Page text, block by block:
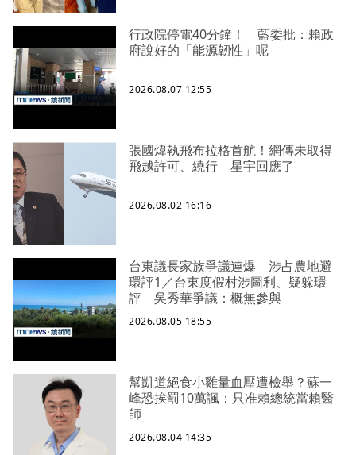
行政院停電40分鐘！ 藍委批：賴政
府說好的「能源韌性」呢
2026.08.07 12:55
張國煒執飛布拉格首航！網傳未取得
飛越許可、繞行 星宇回應了
2026.08.02 16:16
台東議長家族爭議連爆 涉占農地避
環評1／台東度假村涉圖利、疑躲環
評 吳秀華爭議：概無參與
2026.08.05 18:55
幫凱道絕食小雞量血壓遭檢舉？蘇一
峰恐挨罰10萬諷：只准賴總統當賴醫
師
2026.08.04 14:35